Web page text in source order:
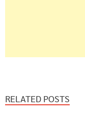
RELATED POSTS